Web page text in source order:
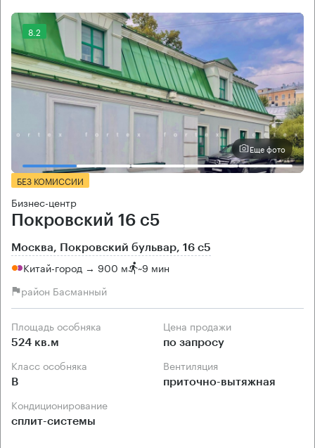
8.2
Еще фото
БЕЗ КОМИССИИ
Бизнес-центр
Покровский 16 с5
Москва, Покровский бульвар, 16 с5
Китай-город → 900 м ~9 мин
район Басманный
Площадь особняка
524 кв.м
Цена продажи
по запросу
Класс особняка
B
Вентиляция
приточно-вытяжная
Кондиционирование
сплит-системы